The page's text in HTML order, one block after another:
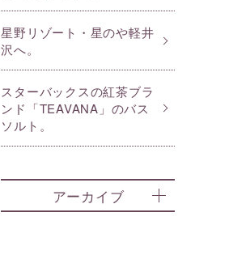
星野リゾート・星のや軽井
沢へ。
スターバックスの紅茶ブラ
ンド「TEAVANA」のバス
ソルト。
アーカイブ